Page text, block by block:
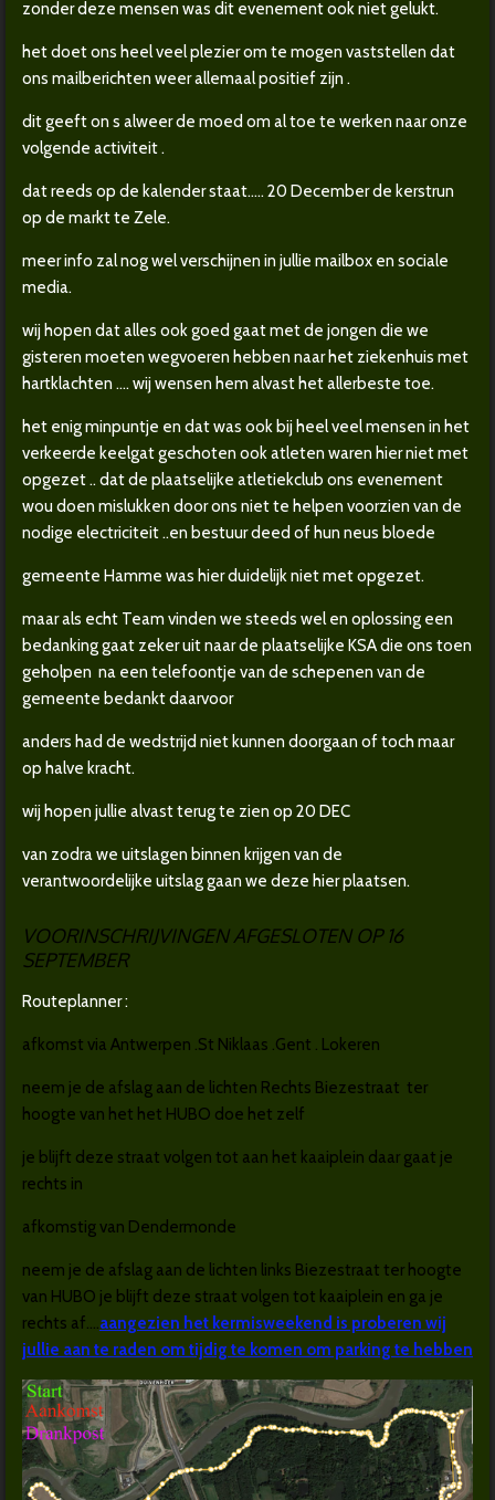
zonder deze mensen was dit evenement ook niet gelukt.
het doet ons heel veel plezier om te mogen vaststellen dat
ons mailberichten weer allemaal positief zijn .
dit geeft on s alweer de moed om al toe te werken naar onze
volgende activiteit .
dat reeds op de kalender staat..... 20 December de kerstrun
op de markt te Zele.
meer info zal nog wel verschijnen in jullie mailbox en sociale
media.
wij hopen dat alles ook goed gaat met de jongen die we
gisteren moeten wegvoeren hebben naar het ziekenhuis met
hartklachten .... wij wensen hem alvast het allerbeste toe.
het enig minpuntje en dat was ook bij heel veel mensen in het
verkeerde keelgat geschoten ook atleten waren hier niet met
opgezet .. dat de plaatselijke atletiekclub ons evenement
wou doen mislukken door ons niet te helpen voorzien van de
nodige electriciteit ..en bestuur deed of hun neus bloede
gemeente Hamme was hier duidelijk niet met opgezet.
maar als echt Team vinden we steeds wel en oplossing een
bedanking gaat zeker uit naar de plaatselijke KSA die ons toen
geholpen na een telefoontje van de schepenen van de
gemeente bedankt daarvoor
anders had de wedstrijd niet kunnen doorgaan of toch maar
op halve kracht.
wij hopen jullie alvast terug te zien op 20 DEC
van zodra we uitslagen binnen krijgen van de
verantwoordelijke uitslag gaan we deze hier plaatsen.
VOORINSCHRIJVINGEN AFGESLOTEN OP 16
SEPTEMBER
Routeplanner :
afkomst via Antwerpen .St Niklaas .Gent . Lokeren
neem je de afslag aan de lichten Rechts Biezestraat ter
hoogte van het het HUBO doe het zelf
je blijft deze straat volgen tot aan het kaaiplein daar gaat je
rechts in
afkomstig van Dendermonde
neem je de afslag aan de lichten links Biezestraat ter hoogte
van HUBO je blijft deze straat volgen tot kaaiplein en ga je
rechts af....aangezien het kermisweekend is proberen wij
jullie aan te raden om tijdig te komen om parking te hebben